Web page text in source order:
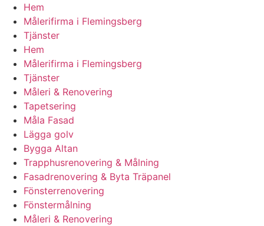
Hem
Målerifirma i Flemingsberg
Tjänster
Hem
Målerifirma i Flemingsberg
Tjänster
Måleri & Renovering
Tapetsering
Måla Fasad
Lägga golv
Bygga Altan
Trapphusrenovering & Målning
Fasadrenovering & Byta Träpanel
Fönsterrenovering
Fönstermålning
Måleri & Renovering